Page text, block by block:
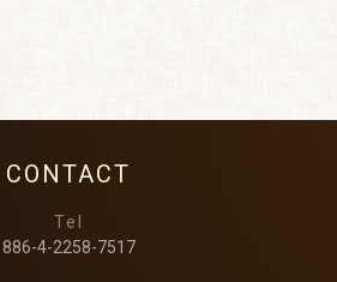
CONTACT
Tel
886-4-2258-7517